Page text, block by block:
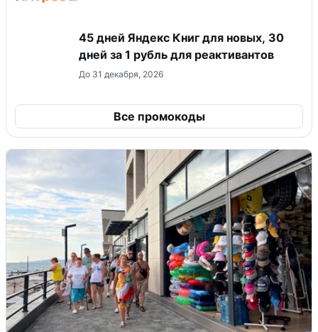
45 дней Яндекс Книг для новых, 30
дней за 1 рубль для реактивантов
До 31 декабря, 2026
Все промокоды